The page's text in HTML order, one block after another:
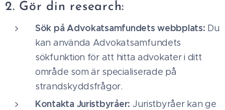
2. Gör din research:
Sök på Advokatsamfundets webbplats: Du
kan använda Advokatsamfundets
sökfunktion för att hitta advokater i ditt
område som är specialiserade på
strandskyddsfrågor.
Kontakta Juristbyråer: Juristbyråer kan ge